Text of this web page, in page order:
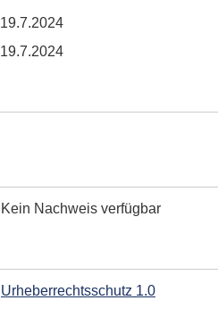
19.7.2024
19.7.2024
Kein Nachweis verfügbar
Urheberrechtsschutz 1.0